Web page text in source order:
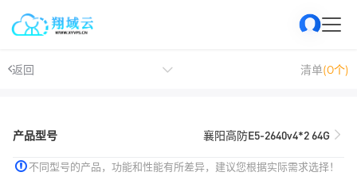
返回 清单(0个)
产品型号 襄阳高防E5-2640v4*2 64G
不同型号的产品，功能和性能有所差异，建议您根据实际需求选择！